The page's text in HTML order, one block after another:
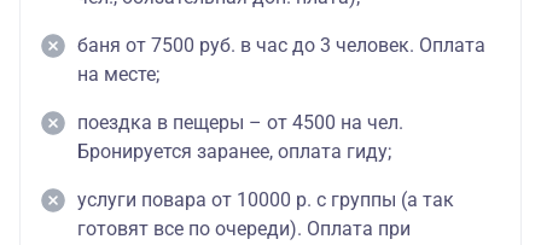
баня от 7500 руб. в час до 3 человек. Оплата
на месте;
поездка в пещеры – от 4500 на чел.
Бронируется заранее, оплата гиду;
услуги повара от 10000 р. с группы (а так
готовят все по очереди). Оплата при